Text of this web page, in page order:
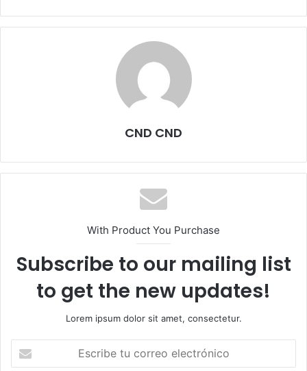
CND CND
With Product You Purchase
Subscribe to our mailing list
to get the new updates!
Lorem ipsum dolor sit amet, consectetur.